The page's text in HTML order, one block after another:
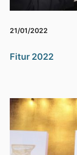
21/01/2022
Fitur 2022